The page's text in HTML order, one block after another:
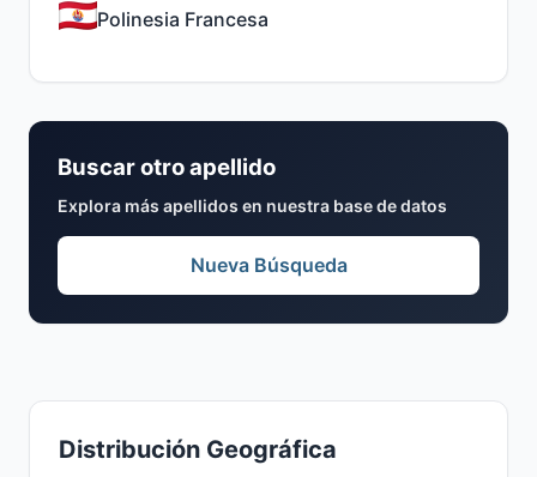
Distribución Geográfica
Polinesia Francesa
Buscar otro apellido
Explora más apellidos en nuestra base de datos
Nueva Búsqueda